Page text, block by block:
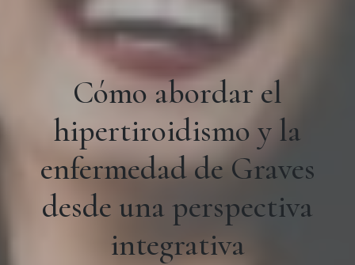
Cómo abordar el
hipertiroidismo y la
enfermedad de Graves
desde una perspectiva
integrativa